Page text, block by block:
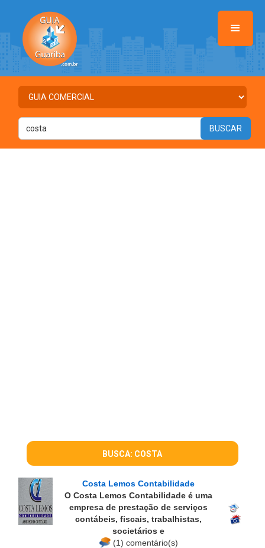
BUSCA: COSTA
Costa Lemos Contabilidade
O Costa Lemos Contabilidade é uma
empresa de prestação de serviços
contábeis, fiscais, trabalhistas,
societários e
(1) comentário(s)